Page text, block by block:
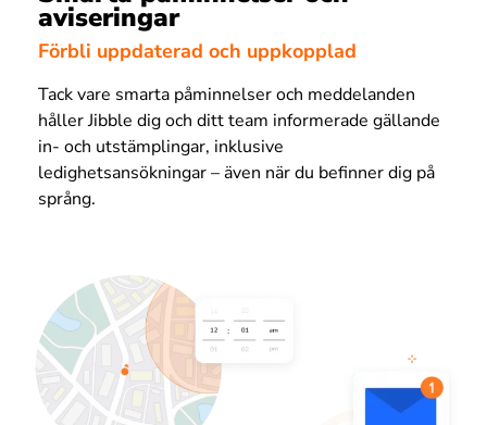
aviseringar
Förbli uppdaterad och uppkopplad
Tack vare smarta påminnelser och meddelanden
håller Jibble dig och ditt team informerade gällande
in- och utstämplingar, inklusive
ledighetsansökningar – även när du befinner dig på
språng.